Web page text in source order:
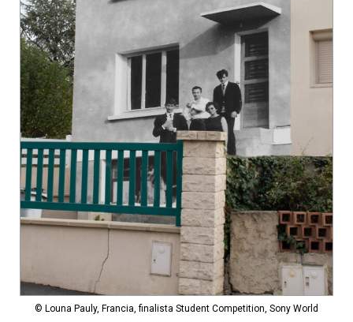
© Louna Pauly, Francia, finalista Student Competition, Sony World